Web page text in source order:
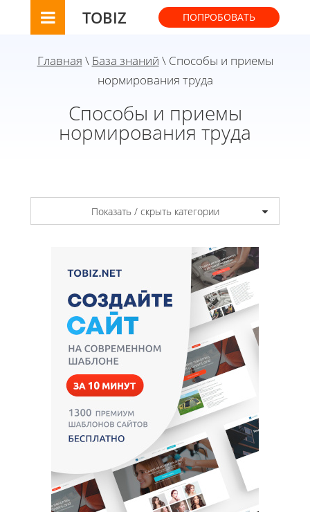
TOBIZ ПОПРОБОВАТЬ
Главная \ База знаний \ Способы и приемы
нормирования труда
Способы и приемы
нормирования труда
Показать / скрыть категории